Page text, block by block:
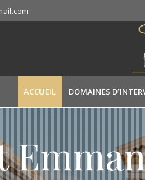
ACCUEIL DOMAINES